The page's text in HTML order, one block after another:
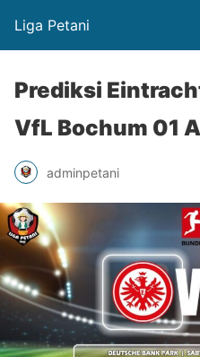
Liga Petani
Prediksi
VfL Bochum 01
adminpetani